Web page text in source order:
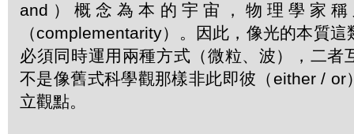
and）概念為本的宇宙，物理學家
（complementarity）。因此，像光的本質
必須同時運用兩種方式（微粒、波），二者
不是像舊式科學觀那樣非此即彼（either / or
立觀點。